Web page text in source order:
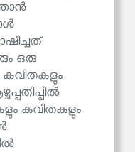
ഒരു
കവിതകളും
കവിതകളും